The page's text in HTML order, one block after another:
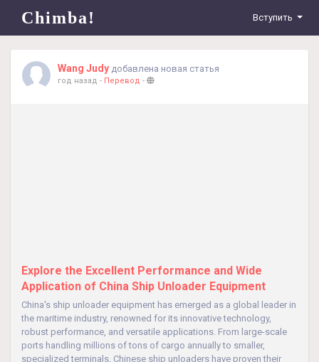
Chimba! Вступить
Wang Judy добавлена новая статья
год назад - Перевод -
Explore the Excellent Performance and Wide
Application of China Ship Unloader Equipment
China's ship unloader equipment has emerged as a global leader in
the maritime industry, renowned for its innovative technology,
robust performance, and versatile applications. From large-scale
ports handling millions of tons of cargo annually to smaller,
specialized terminals, Chinese ship unloaders have proven their